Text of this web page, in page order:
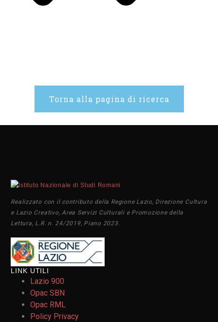
Torna alla pagina di ricerca
Realizzato con il contributo della Regione Lazio, Direzione Cultura
e Lazio Creativo, Area Servizi Culturali e Promozione della
Lettura, L.R. n. 24/2019, Piano 2023.
LINK UTILI
Lazio 900
Opac SBN
Opac RML
Policy Privacy